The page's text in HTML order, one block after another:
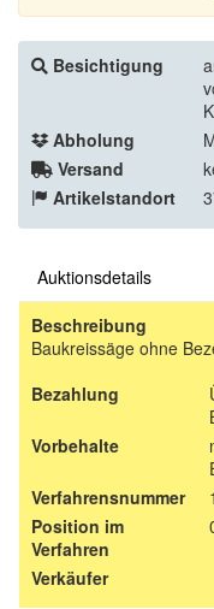
Besichtigung
Abholung
Versand
Artikelstandort
Auktionsdetails
Beschreibung
Baukreissäge ohne
Bezahlung
Vorbehalte
Verfahrensnummer
Position im
Verfahren
Verkäufer